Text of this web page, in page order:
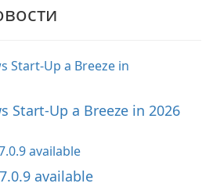
Start-Up a Breeze in 2026
available